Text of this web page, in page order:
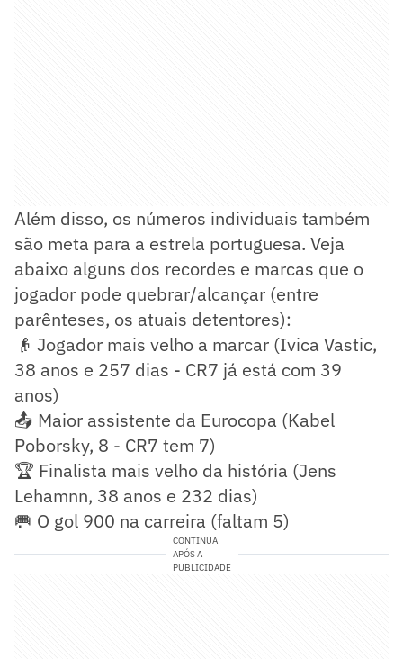
Além disso, os números individuais também
são meta para a estrela portuguesa. Veja
abaixo alguns dos recordes e marcas que o
jogador pode quebrar/alcançar (entre
parênteses, os atuais detentores):
👴 Jogador mais velho a marcar (Ivica Vastic,
38 anos e 257 dias - CR7 já está com 39
anos)
📤 Maior assistente da Eurocopa (Kabel
Poborsky, 8 - CR7 tem 7)
🏆 Finalista mais velho da história (Jens
Lehamnn, 38 anos e 232 dias)
🥅 O gol 900 na carreira (faltam 5)
CONTINUA
APÓS A
PUBLICIDADE